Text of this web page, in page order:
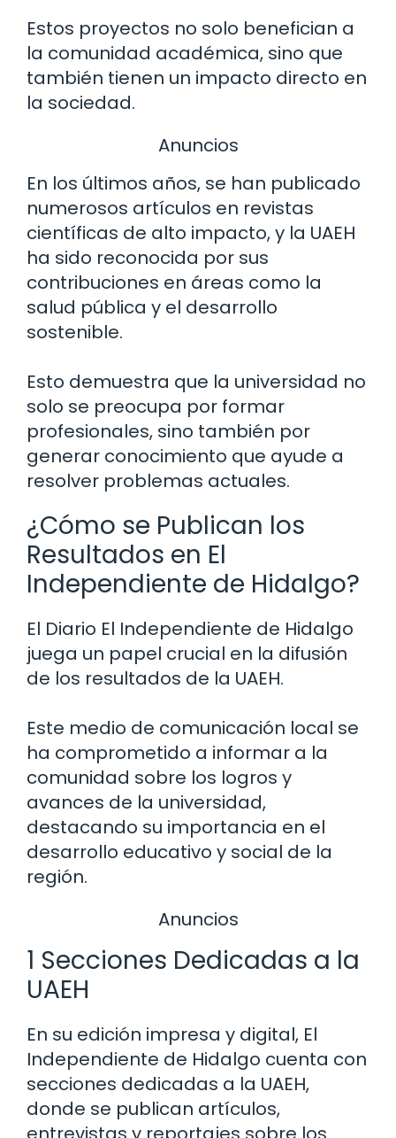
Estos proyectos no solo benefician a
la comunidad académica, sino que
también tienen un impacto directo en
la sociedad.
Anuncios
En los últimos años, se han publicado
numerosos artículos en revistas
científicas de alto impacto, y la UAEH
ha sido reconocida por sus
contribuciones en áreas como la
salud pública y el desarrollo
sostenible.
Esto demuestra que la universidad no
solo se preocupa por formar
profesionales, sino también por
generar conocimiento que ayude a
resolver problemas actuales.
¿Cómo se Publican los
Resultados en El
Independiente de Hidalgo?
El Diario El Independiente de Hidalgo
juega un papel crucial en la difusión
de los resultados de la UAEH.
Este medio de comunicación local se
ha comprometido a informar a la
comunidad sobre los logros y
avances de la universidad,
destacando su importancia en el
desarrollo educativo y social de la
región.
Anuncios
1 Secciones Dedicadas a la
UAEH
En su edición impresa y digital, El
Independiente de Hidalgo cuenta con
secciones dedicadas a la UAEH,
donde se publican artículos,